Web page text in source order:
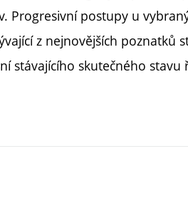
Progresivní postupy u
z nejnovějších poznatků
stávajícího skutečného